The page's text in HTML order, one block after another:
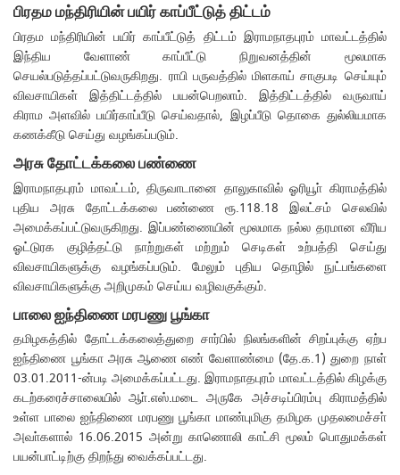
பிரதம மந்திரியின் பயிர் காப்பீட்டுத் திட்டம்
பிரதம மந்திரியின் பயிர் காப்பீட்டுத் திட்டம் இராமநாதபுரம் மாவட்டத்தில்
இந்திய வேளாண் காப்பீட்டு நிறுவனத்தின் மூலமாக
செயல்படுத்தப்பட்டுவருகிறது. ராபி பருவத்தில் மிளகாய் சாகுபடி செய்யும்
விவசாயிகள் இத்திட்டத்தில் பயன்பெறலாம். இத்திட்டத்தில் வருவாய்
கிராம அளவில் பயிர்காப்பீடு செய்வதால், இழப்பீடு தொகை துல்லியமாக
கணக்கீடு செய்து வழங்கப்படும்.
அரசு தோட்டக்கலை பண்ணை
இராமநாதபுரம் மாவட்டம், திருவாடானை தாலுகாவில் ஓரியூா் கிராமத்தில்
புதிய அரசு தோட்டக்கலை பண்ணை ரூ.118.18 இலட்சம் செலவில்
அமைக்கப்பட்டுவருகிறது. இப்பண்ணையின் மூலமாக நல்ல தரமான வீரிய
ஓட்டுரக குழித்தட்டு நாற்றுகள் மற்றும் செடிகள் உற்பத்தி செய்து
விவசாயிகளுக்கு வழங்கப்படும். மேலும் புதிய தொழில் நுட்பங்களை
விவசாயிகளுக்கு அறிமுகம் செய்ய வழிவகுக்கும்.
பாலை ஐந்திணை மரபணு பூங்கா
தமிழகத்தில் தோட்டக்கலைத்துறை சார்பில் நிலங்களின் சிறப்புக்கு ஏற்ப
ஐந்திணை பூங்கா அரசு ஆணை எண் வேளாண்மை (தே.க.1) துறை நாள்
03.01.2011-ன்படி அமைக்கப்பட்டது. இராமநாதபுரம் மாவட்டத்தில் கிழக்கு
கடற்கரைச்சாலையில் ஆா்.எஸ்.மடை அருகே அச்சடிப்பிரம்பு கிராமத்தில்
உள்ள பாலை ஐந்திணை மரபணு பூங்கா மாண்புமிகு தமிழக முதலமைச்சா்
அவா்களால் 16.06.2015 அன்று காணொலி காட்சி மூலம் பொதுமக்கள்
பயன்பாட்டிற்கு திறந்து வைக்கப்பட்டது.